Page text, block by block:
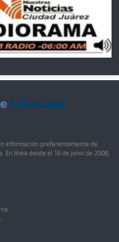
información preferentemente de
En línea desde el 16 de junio de 2008,